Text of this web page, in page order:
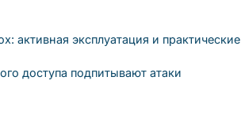
активная эксплуатация и практические
доступа подпитывают атаки